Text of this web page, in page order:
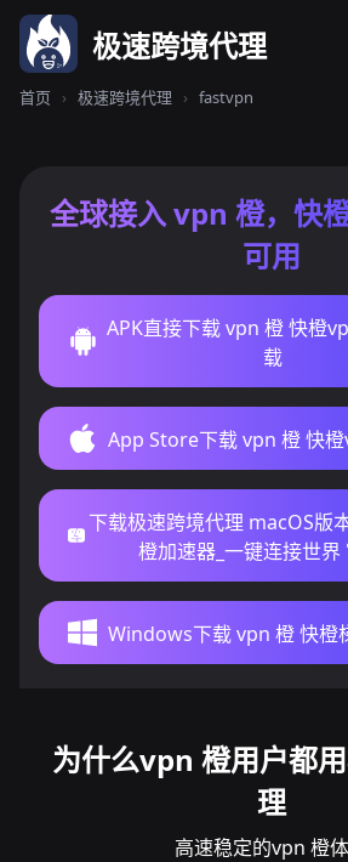
极速跨境代理
首页 › 极速跨境代理 › fastvpn
全球接入 vpn 橙，快
可用
APK直接下载 vpn 橙 快橙
载
App Store下载 vpn 橙 快
下载极速跨境代理 macOS版
橙加速器_一键连接世界
Windows下载 vpn 橙 快橙
为什么vpn 橙用户都
理
高速稳定的vpn 橙